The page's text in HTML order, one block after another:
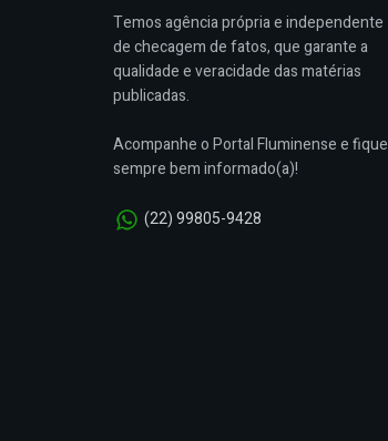
Temos agência própria e independente
de checagem de fatos, que garante a
qualidade e veracidade das matérias
publicadas.
Acompanhe o Portal Fluminense e fique
sempre bem informado(a)!
(22) 99805-9428